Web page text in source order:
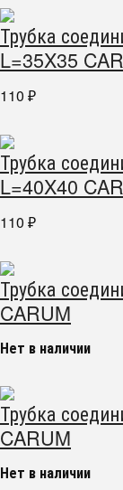
Трубка
L=35X35
110 ₽
Трубка
L=40X40
110 ₽
Трубка
CARUM
Нет в наличии
Трубка
CARUM
Нет в наличии